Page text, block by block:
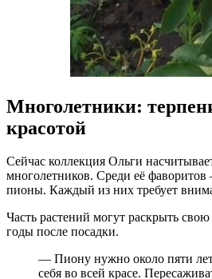
Многолетники:
красотой
Сейчас коллекция Ольги
многолетников. Среди её
пионы. Каждый из них требует
Часть растений могут раскрыть свою
годы после посадки.
— Пиону нужно около пяти
себя во всей красе.